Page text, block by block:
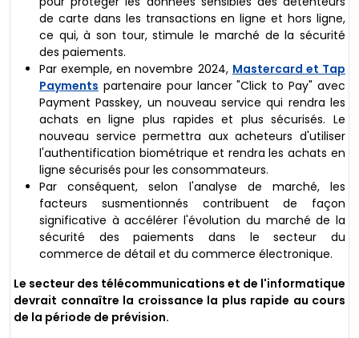
de carte dans les transactions en ligne et hors ligne,
ce qui, à son tour, stimule le marché de la sécurité
des paiements.
Par exemple, en novembre 2024, Mastercard et Tap
Payments partenaire pour lancer "Click to Pay" avec
Payment Passkey, un nouveau service qui rendra les
achats en ligne plus rapides et plus sécurisés. Le
nouveau service permettra aux acheteurs d'utiliser
l'authentification biométrique et rendra les achats en
ligne sécurisés pour les consommateurs.
Par conséquent, selon l'analyse de marché, les
facteurs susmentionnés contribuent de façon
significative à accélérer l'évolution du marché de la
sécurité des paiements dans le secteur du
commerce de détail et du commerce électronique.
Le secteur des télécommunications et de l'informatique
devrait connaître la croissance la plus rapide au cours
de la période de prévision.